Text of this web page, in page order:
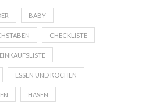
BABY
CHECKLISTE
EINKAUFSLISTE
ESSEN UND KOCHEN
HASEN